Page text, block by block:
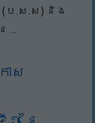
ប.ស.ស) និង
...
ស